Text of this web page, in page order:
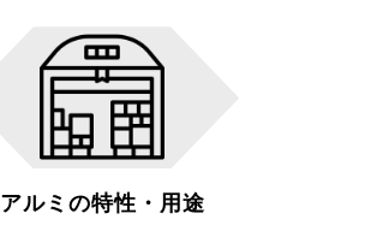
アルミの特性・用途